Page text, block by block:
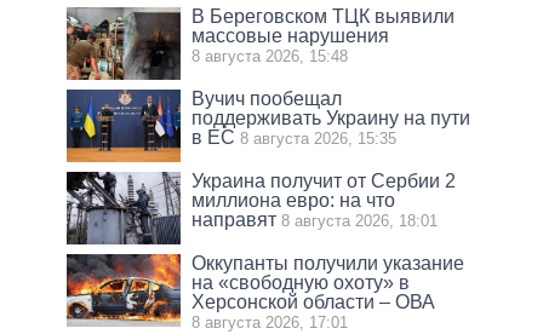
В Береговском ТЦК выявили
массовые нарушения
8 августа 2026, 15:48
Вучич пообещал
поддерживать Украину на пути
в ЕС 8 августа 2026, 15:35
Украина получит от Сербии 2
миллиона евро: на что
направят 8 августа 2026, 18:01
Оккупанты получили указание
на «свободную охоту» в
Херсонской области – ОВА
8 августа 2026, 17:01